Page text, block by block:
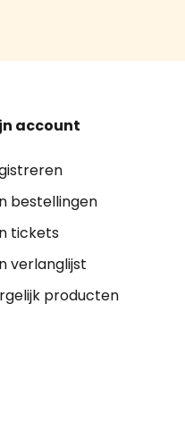
account
bestellingen
tickets
verlanglijst
producten